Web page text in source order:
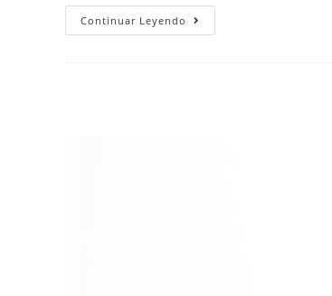
Continuar Leyendo